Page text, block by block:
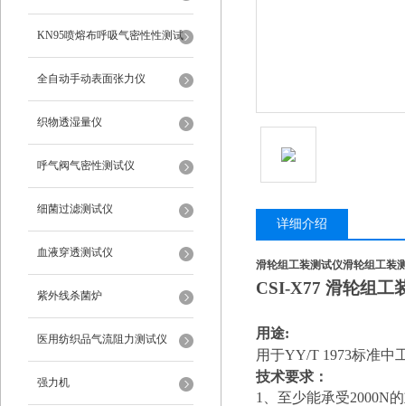
KN95喷熔布呼吸气密性性测试
仪
全自动手动表面张力仪
织物透湿量仪
呼气阀气密性测试仪
细菌过滤测试仪
血液穿透测试仪
紫外线杀菌炉
医用纺织品气流阻力测试仪
强力机
详细介绍
滑轮组工装测试仪滑轮组工装
CSI-X77 滑轮组工
用途:
用于YY/T 1973标准中
技术要求 ：
1、至少能承受2000N